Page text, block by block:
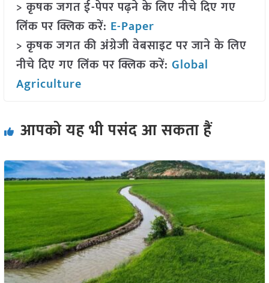
> कृषक जगत ई-पेपर पढ़ने के लिए नीचे दिए गए
लिंक पर क्लिक करें: E-Paper
> कृषक जगत की अंग्रेजी वेबसाइट पर जाने के लिए
नीचे दिए गए लिंक पर क्लिक करें: Global
Agriculture
आपको यह भी पसंद आ सकता हैं